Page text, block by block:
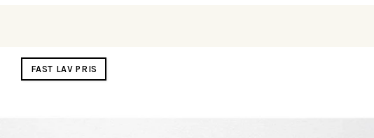
FAST LAV PRIS
Gå til
produktoplysninger